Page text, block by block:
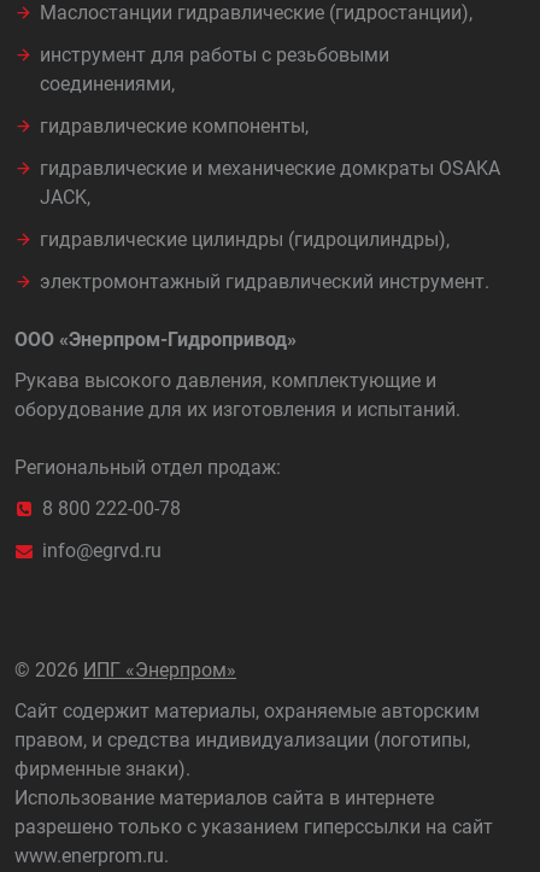
Маслостанции гидравлические (гидростанции),
инструмент для работы с резьбовыми
соединениями,
гидравлические компоненты,
гидравлические и механические домкраты OSAKA
JACK,
гидравлические цилиндры (гидроцилиндры),
электромонтажный гидравлический инструмент.
ООО «Энерпром-Гидропривод»
Рукава высокого давления, комплектующие и
оборудование для их изготовления и испытаний.
Региональный отдел продаж:
8 800 222-00-78
info@egrvd.ru
© 2026 ИПГ «Энерпром»
Сайт содержит материалы, охраняемые авторским
правом, и средства индивидуализации (логотипы,
фирменные знаки).
Использование материалов сайта в интернете
разрешено только с указанием гиперссылки на сайт
www.enerprom.ru.